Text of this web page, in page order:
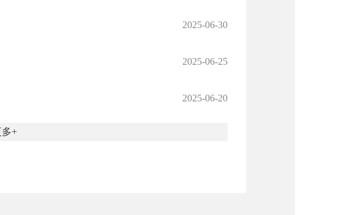
2025-06-30
2025-06-25
2025-06-20